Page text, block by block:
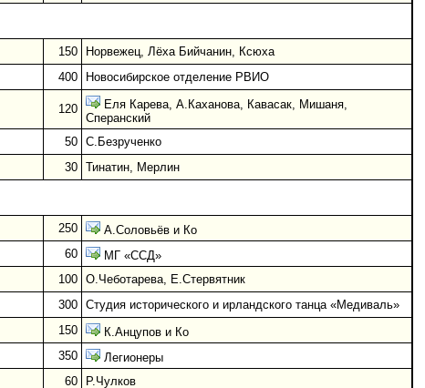
150 Норвежец, Лёха Бийчанин, Ксюха
400 Новосибирское отделение РВИО
120
Еля Карева, А.Каханова, Кавасак, Мишаня,
Сперанский
50 С.Безрученко
30 Тинатин, Мерлин
250 А.Соловьёв и Ко
60 МГ «ССД»
100 О.Чеботарева, Е.Стервятник
300 Студия исторического и ирландского танца «Медиваль»
150 К.Анцупов и Ко
350 Легионеры
60 Р.Чулков